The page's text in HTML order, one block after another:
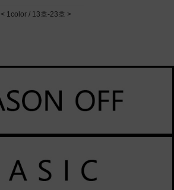
< 1color / 13호-23호 >